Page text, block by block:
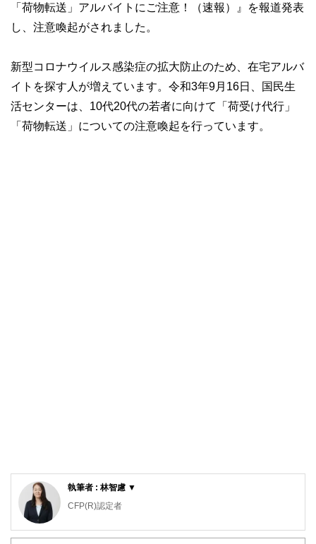
「荷物転送」アルバイトにご注意！（速報）』を報道発表
し、注意喚起がされました。
新型コロナウイルス感染症の拡大防止のため、在宅アルバ
イトを探す人が増えています。令和3年9月16日、国民生
活センターは、10代20代の若者に向けて「荷受け代行」
「荷物転送」についての注意喚起を行っています。
執筆者 : 林智慮 ▼
CFP(R)認定者
確定拠出年金相談ねっと認定FP